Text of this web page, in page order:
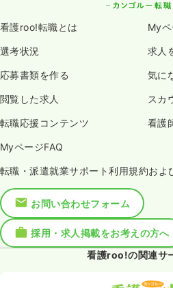
看護roo!転職とは My
選考状況 求人
応募書類を作る 気に
閲覧した求人 スカ
転職応援コンテンツ 看護
MyページFAQ
転職・派遣就業サポート利用規約およ
お問い合わせフォーム
採用・求人掲載をお考えの方へ
看護roo!の関連サ